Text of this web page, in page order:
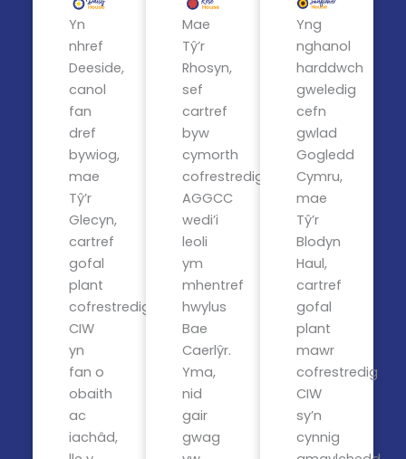
Yn
nhref
Deeside,
canol
fan
dref
bywiog,
mae
Tŷ’r
Glecyn,
cartref
gofal
plant
cofrestredig
CIW
yn
fan o
obaith
ac
iachâd,
Mae
Tŷ’r
Rhosyn,
sef
cartref
byw
cymorth
cofrestredig
AGGCC
wedi’i
leoli
ym
mhentref
hwylus
Bae
Caerlŷr.
Yma,
nid
gair
gwag
Yng
nghanol
harddwch
gweledig
cefn
gwlad
Gogledd
Cymru,
mae
Tŷ’r
Blodyn
Haul,
cartref
gofal
plant
mawr
cofrestredig
CIW
sy’n
cynnig